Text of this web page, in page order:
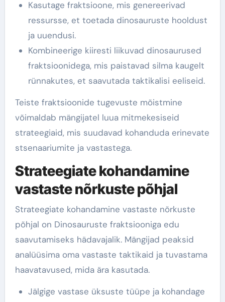
Kasutage fraktsioone, mis genereerivad
ressursse, et toetada dinosauruste hooldust
ja uuendusi.
Kombineerige kiiresti liikuvad dinosaurused
fraktsioonidega, mis paistavad silma kaugelt
rünnakutes, et saavutada taktikalisi eeliseid.
Teiste fraktsioonide tugevuste mõistmine
võimaldab mängijatel luua mitmekesiseid
strateegiaid, mis suudavad kohanduda erinevate
stsenaariumite ja vastastega.
Strateegiate kohandamine
vastaste nõrkuste põhjal
Strateegiate kohandamine vastaste nõrkuste
põhjal on Dinosauruste fraktsiooniga edu
saavutamiseks hädavajalik. Mängijad peaksid
analüüsima oma vastaste taktikaid ja tuvastama
haavatavused, mida ära kasutada.
Jälgige vastase üksuste tüüpe ja kohandage